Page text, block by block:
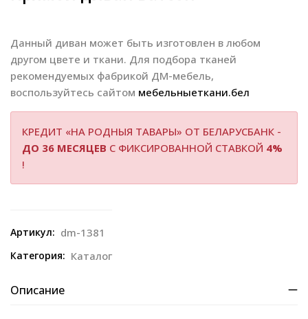
Данный диван может быть изготовлен в любом
другом цвете и ткани. Для подбора тканей
рекомендуемых фабрикой ДМ-мебель,
воспользуйтесь сайтом мебельныеткани.бел
КРЕДИТ «НА РОДНЫЯ ТАВАРЫ» ОТ БЕЛАРУСБАНК -
ДО 36 МЕСЯЦЕВ С ФИКСИРОВАННОЙ СТАВКОЙ 4%
!
Артикул: dm-1381
Категория: Каталог
Описание